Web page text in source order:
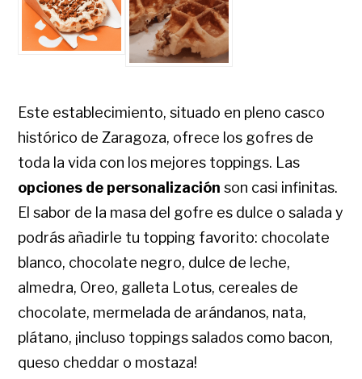
Este establecimiento, situado en pleno casco
histórico de Zaragoza, ofrece los gofres de
toda la vida con los mejores toppings. Las
opciones de personalización son casi infinitas.
El sabor de la masa del gofre es dulce o salada y
podrás añadirle tu topping favorito: chocolate
blanco, chocolate negro, dulce de leche,
almedra, Oreo, galleta Lotus, cereales de
chocolate, mermelada de arándanos, nata,
plátano, ¡incluso toppings salados como bacon,
queso cheddar o mostaza!